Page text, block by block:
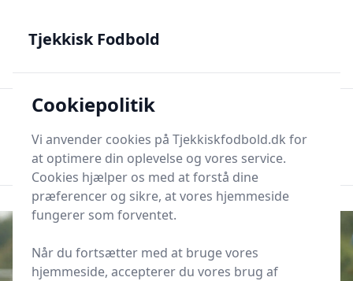
dansk
Søg nu
Tjekkisk Fodbold
Cookiepolitik
Vi anvender cookies på Tjekkiskfodbold.dk for
at optimere din oplevelse og vores service.
Cookies hjælper os med at forstå dine
præferencer og sikre, at vores hjemmeside
fungerer som forventet.
Når du fortsætter med at bruge vores
hjemmeside, accepterer du vores brug af